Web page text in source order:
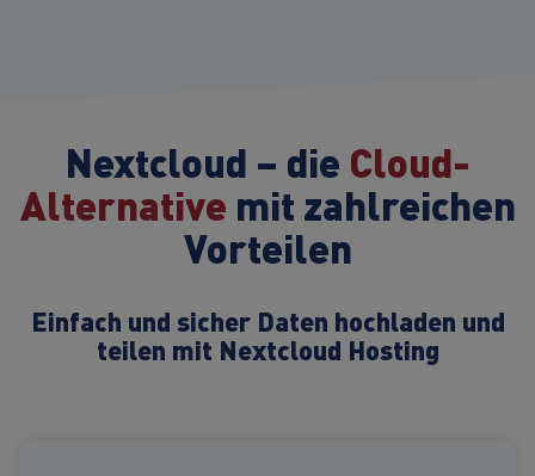
Nextcloud – die Cloud-
Alternative mit zahlreichen
Vorteilen
Einfach und sicher Daten hochladen und
teilen mit Nextcloud Hosting